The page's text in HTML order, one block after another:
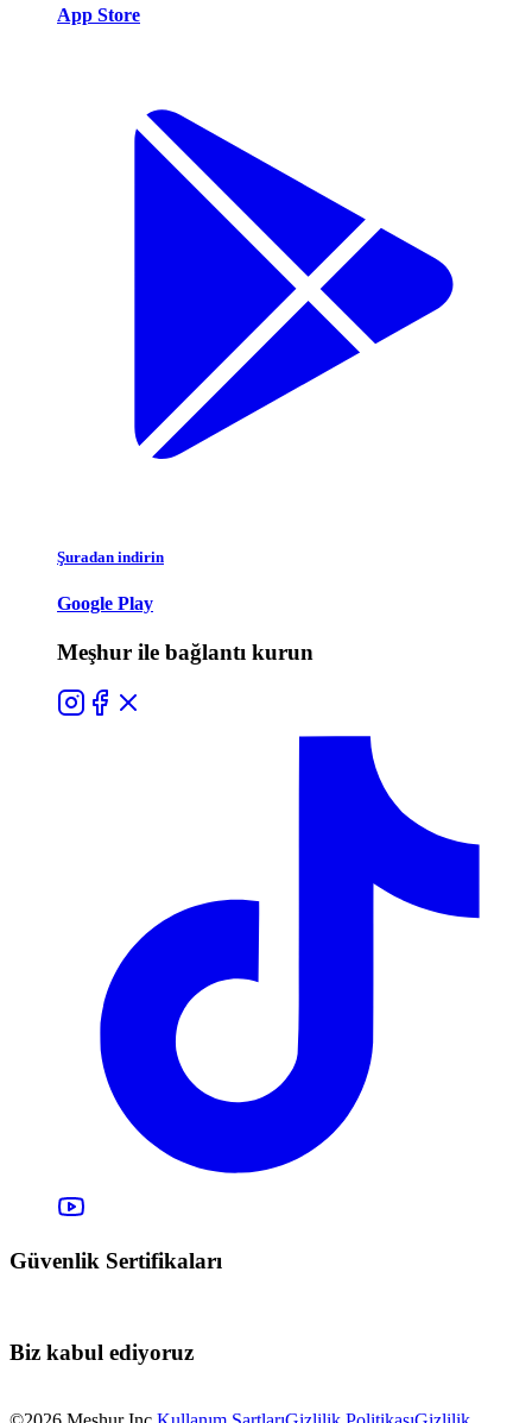
App Store
Şuradan indirin
Google Play
Meşhur ile bağlantı kurun
Güvenlik Sertifikaları
Biz kabul ediyoruz